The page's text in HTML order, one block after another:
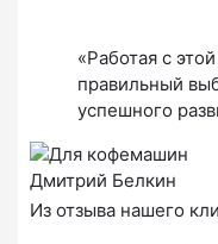
«Работая с
правильный
успешного
Дмитрий Белкин
Из отзыва нашего